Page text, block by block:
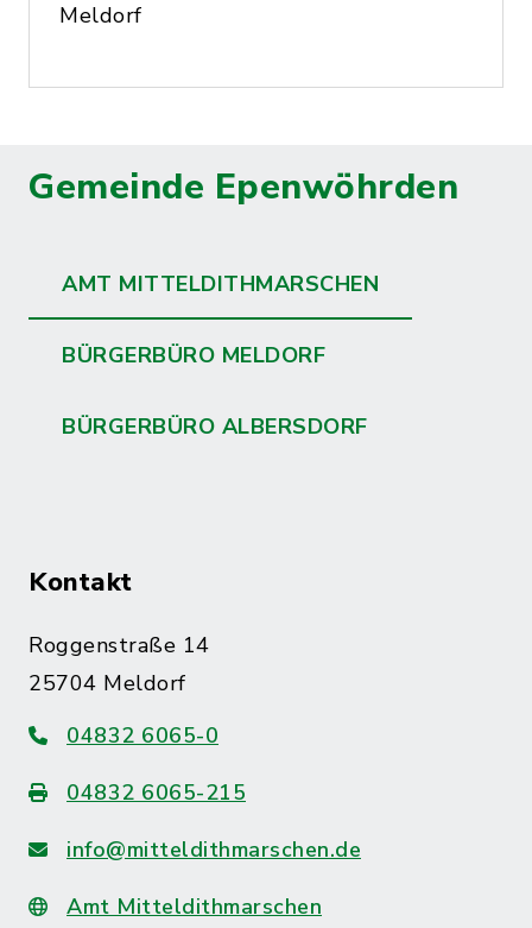
Meldorf
Gemeinde Epenwöhrden
AMT MITTELDITHMARSCHEN
BÜRGERBÜRO MELDORF
BÜRGERBÜRO ALBERSDORF
Kontakt
Roggenstraße 14
25704 Meldorf
04832 6065-0
04832 6065-215
info@mitteldithmarschen.de
Amt Mitteldithmarschen